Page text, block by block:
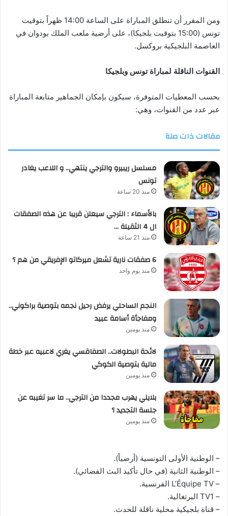
ومن المقرر أن تنطلق المباراة على الساعة 14:00 ظهراً بتوقيت
تونس (15:00 بتوقيت بلجيكا)، على أرضية ملعب الملك بودوان في
العاصمة البلجيكية بروكسل.
القنوات الناقلة لمباراة تونس وبلجيكا
بحسب المعطيات المتوفرة، سيكون بإمكان الجماهير متابعة المباراة
عبر عدد من القنوات، وهي:
مقالات ذات صلة
مسلسل ريبيرو والترجي ينتهي.. و اللاعب يغادر
تونس
منذ 20 ساعة
بالأسماء : الترجي سيعلن قريبا عن هذه الصفقات
ال 4 الثقيلة …
منذ 21 ساعة
6 صفقات نارية تشعل ميركاتو الإفريقي من هم ؟
منذ يوم واحد
النجم الساحلي يرفض رحيل نجمه بتوصية براكوني..
ومفاجأة أسامة عبيد
منذ يومين
لائحة البطولات.. الصفاقسي يغري لاعبيه عبر خطة
مالية بتوصية الكوكي
منذ يومين
بلايلي يهرب مجددا من الترجي.. ما سر تغيبه عن
جلسة التجديد ؟
منذ يومين
– الوطنية الأولى التونسية (أرضياً).
– الوطنية الثانية (في حال تأكيد البث الفضائي).
– L’Équipe TV الفرنسية.
– TV1 البرتغالية.
– قناة بلجيكية محلية ناقلة للحدث.